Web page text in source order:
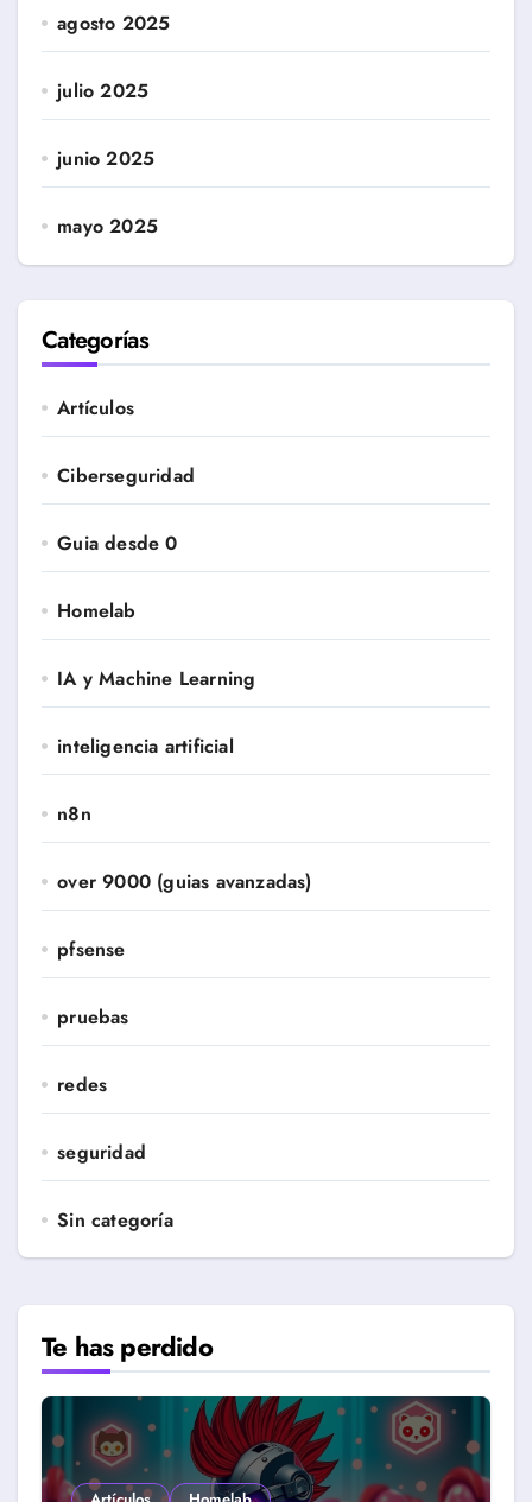
agosto 2025
julio 2025
junio 2025
mayo 2025
Categorías
Artículos
Ciberseguridad
Guia desde 0
Homelab
IA y Machine Learning
inteligencia artificial
n8n
over 9000 (guias avanzadas)
pfsense
pruebas
redes
seguridad
Sin categoría
Te has perdido